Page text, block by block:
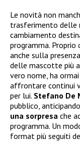
Le novità non
trasferimento delle
cambiamento
programma.
anche sulla
delle mascotte più
vero nome, ha
affrontare continui
per lui. Stefano De
pubblico,
una sorpresa che
programma. Un
format più seguiti